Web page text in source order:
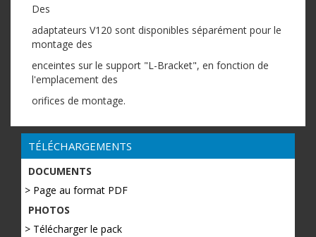
Des
adaptateurs V120 sont disponibles séparément pour le
montage des
enceintes sur le support "L-Bracket", en fonction de
l'emplacement des
orifices de montage.
TÉLÉCHARGEMENTS
DOCUMENTS
> Page au format PDF
PHOTOS
> Télécharger le pack